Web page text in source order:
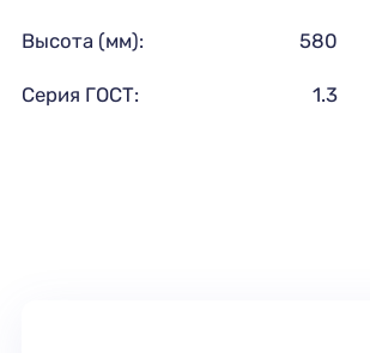
Высота (мм): 580
Серия ГОСТ: 1.3